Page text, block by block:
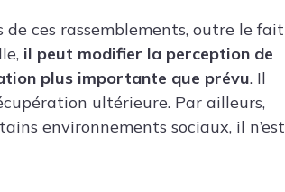
de ces rassemblements, outre le fait
il peut modifier la perception de
plus importante que prévu. Il
ultérieure. Par ailleurs,
environnements sociaux, il n’est